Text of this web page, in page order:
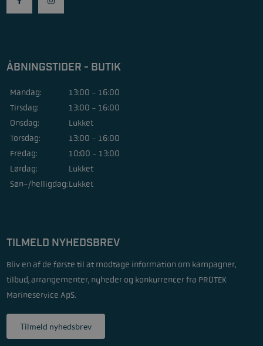
ÅBNINGSTIDER - BUTIK
Mandag:
13:00 - 16:00
Tirsdag:
13:00 - 16:00
Onsdag:
Lukket
Torsdag:
13:00 - 16:00
Fredag:
10:00 - 13:00
Lørdag:
Lukket
Søn-/helligdag:Lukket
TILMELD NYHEDSBREV
Bliv en af de første til at modtage information om kampagner,
tilbud, arrangementer, nyheder og konkurrencer fra PROTEK
Marineservice ApS.
Tilmeld nyhedsbrev